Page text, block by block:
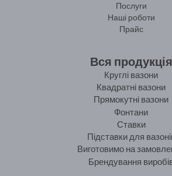
Послуги
Наші роботи
Прайс
Вся продукція
Круглі вазони
Квадратні вазони
Прямокутні вазони
Фонтани
Ставки
Підставки для
Виготовимо на
Брендування